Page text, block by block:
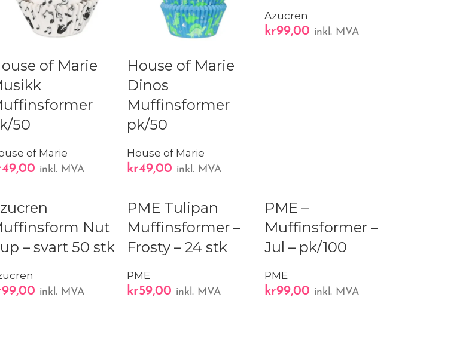
of Marie
50
of Marie
49,00 inkl. MVA
House of Marie
Dinos
Muffinsformer
pk/50
House of Marie
kr49,00 inkl. MVA
Azucren
kr99,00 inkl. MVA
Nut
– svart 50 stk
99,00 inkl. MVA
PME Tulipan
Muffinsformer –
Frosty – 24 stk
PME
kr59,00 inkl. MVA
PME –
Muffinsformer –
Jul – pk/100
PME
kr99,00 inkl. MVA